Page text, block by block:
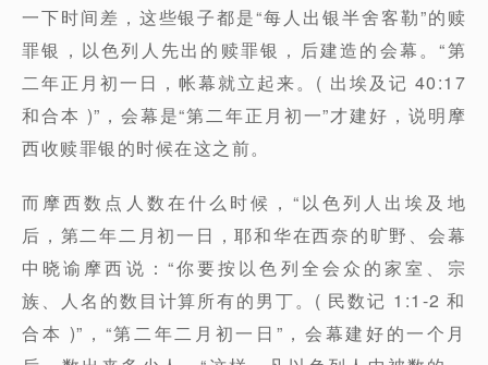
一下时间差，这些银子都是“每人出银半舍客勒”的赎
罪银，以色列人先出的赎罪银，后建造的会幕。“第
二年正月初一日，帐幕就立起来。( 出埃及记 40:17
和合本 )”，会幕是“第二年正月初一”才建好，说明摩
西收赎罪银的时候在这之前。
而摩西数点人数在什么时候，“以色列人出埃及地
后，第二年二月初一日，耶和华在西奈的旷野、会幕
中晓谕摩西说：“你要按以色列全会众的家室、宗
族、人名的数目计算所有的男丁。( 民数记 1:1-2 和
合本 )”，“第二年二月初一日”，会幕建好的一个月